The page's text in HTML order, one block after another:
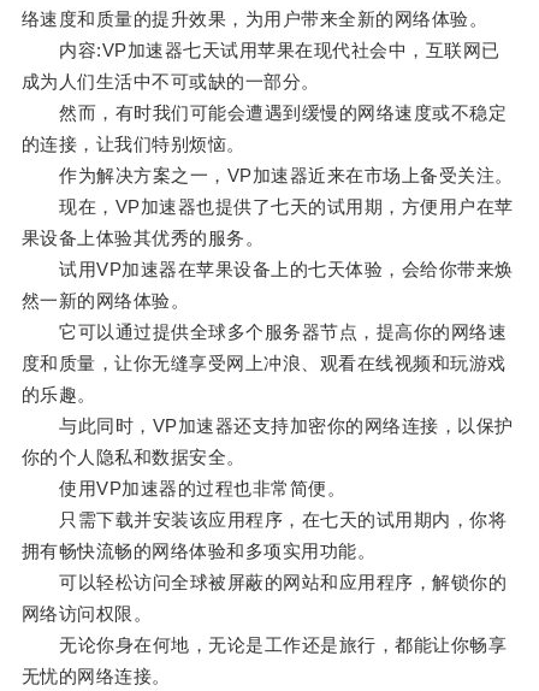
络速度和质量的提升效果，为用户带来全新的网络体验。
内容:VP加速器七天试用苹果在现代社会中，互联网已
成为人们生活中不可或缺的一部分。
然而，有时我们可能会遭遇到缓慢的网络速度或不稳定
的连接，让我们特别烦恼。
作为解决方案之一，VP加速器近来在市场上备受关注。
现在，VP加速器也提供了七天的试用期，方便用户在苹
果设备上体验其优秀的服务。
试用VP加速器在苹果设备上的七天体验，会给你带来焕
然一新的网络体验。
它可以通过提供全球多个服务器节点，提高你的网络速
度和质量，让你无缝享受网上冲浪、观看在线视频和玩游戏
的乐趣。
与此同时，VP加速器还支持加密你的网络连接，以保护
你的个人隐私和数据安全。
使用VP加速器的过程也非常简便。
只需下载并安装该应用程序，在七天的试用期内，你将
拥有畅快流畅的网络体验和多项实用功能。
可以轻松访问全球被屏蔽的网站和应用程序，解锁你的
网络访问权限。
无论你身在何地，无论是工作还是旅行，都能让你畅享
无忧的网络连接。